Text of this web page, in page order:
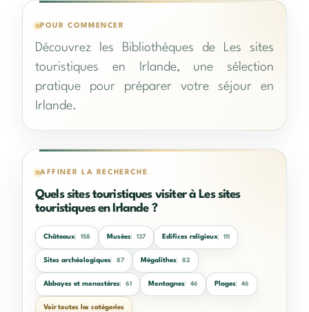
POUR COMMENCER
Découvrez les Bibliothèques de Les sites
touristiques en Irlande, une sélection
pratique pour préparer votre séjour en
Irlande.
AFFINER LA RECHERCHE
Quels sites touristiques visiter à Les sites
touristiques en Irlande ?
Châteaux 158 Musées 137 Edifices religieux 111
Sites archéologiques 87 Mégalithes 82
Abbayes et monastères 61 Montagnes 46 Plages 46
Voir toutes les catégories